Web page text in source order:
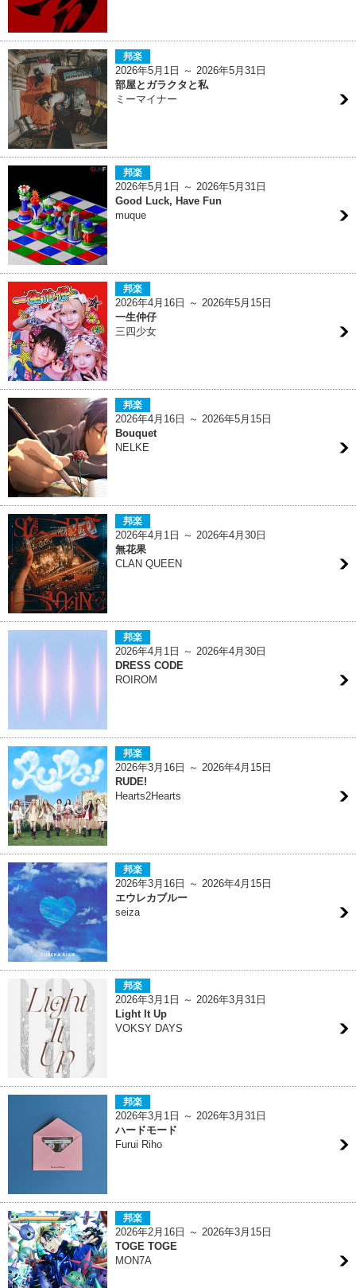
邦楽
2026年5月1日 ～ 2026年5月31日
部屋とガラクタと私
ミーマイナー
邦楽
2026年5月1日 ～ 2026年5月31日
Good Luck, Have Fun
muque
邦楽
2026年4月16日 ～ 2026年5月15日
一生仲仔
三四少女
邦楽
2026年4月16日 ～ 2026年5月15日
Bouquet
NELKE
邦楽
2026年4月1日 ～ 2026年4月30日
無花果
CLAN QUEEN
邦楽
2026年4月1日 ～ 2026年4月30日
DRESS CODE
ROIROM
邦楽
2026年3月16日 ～ 2026年4月15日
RUDE!
Hearts2Hearts
邦楽
2026年3月16日 ～ 2026年4月15日
エウレカブルー
seiza
邦楽
2026年3月1日 ～ 2026年3月31日
Light It Up
VOKSY DAYS
邦楽
2026年3月1日 ～ 2026年3月31日
ハードモード
Furui Riho
邦楽
2026年2月16日 ～ 2026年3月15日
TOGE TOGE
MON7A